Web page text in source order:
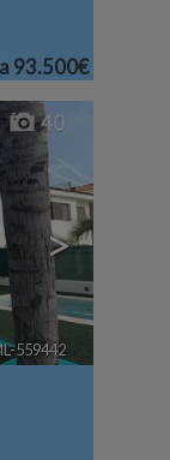
93.500€
>
40
559442